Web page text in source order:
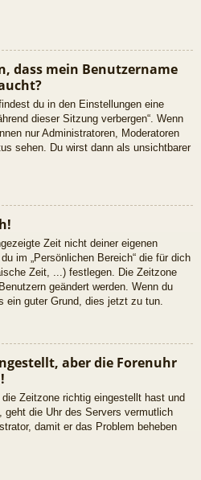
dass mein Benutzername
du in den Einstellungen eine
dieser Sitzung verbergen“. Wenn
nur Administratoren, Moderatoren
sehen. Du wirst dann als unsichtbarer
Zeit nicht deiner eigenen
im „Persönlichen Bereich“ die für dich
Zeit, ...) festlegen. Die Zeitzone
geändert werden. Wenn du
guter Grund, dies jetzt zu tun.
aber die Forenuhr
Zeitzone richtig eingestellt hast und
die Uhr des Servers vermutlich
damit er das Problem beheben